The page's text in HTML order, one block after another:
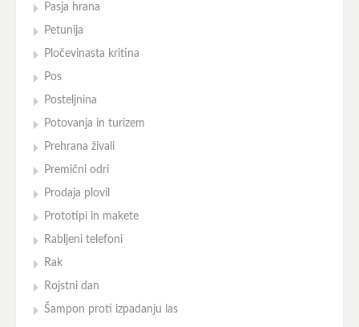
Pasja hrana
Petunija
Pločevinasta kritina
Pos
Posteljnina
Potovanja in turizem
Prehrana živali
Premični odri
Prodaja plovil
Prototipi in makete
Rabljeni telefoni
Rak
Rojstni dan
Šampon proti izpadanju las